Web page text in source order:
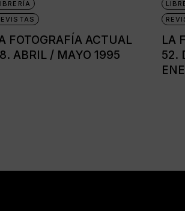
FOTOGRAFÍA ACTUAL
ABRIL / MAYO 1995
LA
52.